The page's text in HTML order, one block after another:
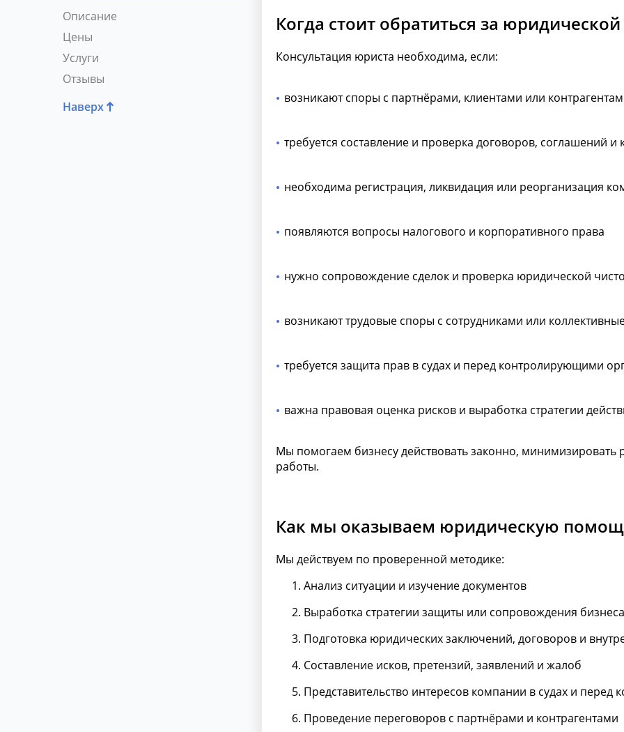
Описание
Цены
Услуги
Отзывы
Наверх
Когда стоит обратиться за
Консультация юриста необходима, если:
возникают споры с партнёрами, клиентами или
требуется составление и проверка договоров, соглашений и
необходима регистрация, ликвидация или реорганизация
появляются вопросы налогового и корпоративного права
нужно сопровождение сделок и проверка юридической
возникают трудовые споры с сотрудниками или
требуется защита прав в судах и перед контролирующими
важна правовая оценка рисков и выработка стратегии
Мы помогаем бизнесу действовать законно, минимизировать
работы.
Как мы оказываем юридическую
Мы действуем по проверенной методике:
Анализ ситуации и изучение документов
Выработка стратегии защиты или сопровождения бизнеса
Подготовка юридических заключений, договоров и
Составление исков, претензий, заявлений и жалоб
Представительство интересов компании в судах и
Проведение переговоров с партнёрами и контрагентами